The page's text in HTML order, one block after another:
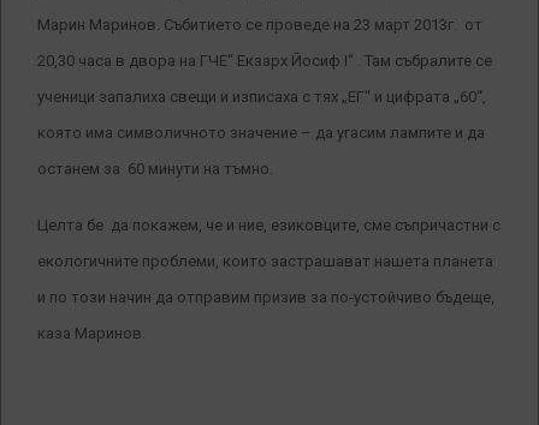
Марин Маринов. Събитието се проведе на 23 март 2013г. от
20,30 часа в двора на ГЧЕ“ Екзарх Йосиф I“ . Там събралите се
ученици запалиха свещи и изписаха с тях „ЕГ“ и цифрата „60“,
която има символичното значение – да угасим лампите и да
останем за 60 минути на тъмно.
Целта бе да покажем, че и ние, езиковците, сме съпричастни с
екологичните проблеми, които застрашават нашета планета
и по този начин да отправим призив за по-устойчиво бъдеще,
каза Маринов.